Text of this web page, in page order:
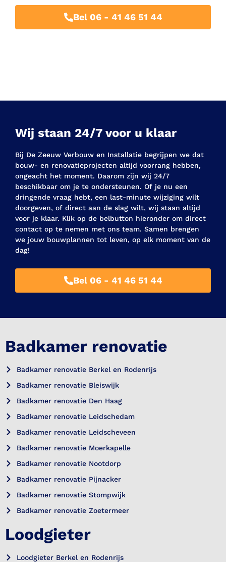
Bel 06 - 41 46 51 44
Wij staan 24/7 voor u klaar
Bij De Zeeuw Verbouw en Installatie begrijpen we dat
bouw- en renovatieprojecten altijd voorrang hebben,
ongeacht het moment. Daarom zijn wij 24/7
beschikbaar om je te ondersteunen. Of je nu een
dringende vraag hebt, een last-minute wijziging wilt
doorgeven, of direct aan de slag wilt, wij staan altijd
voor je klaar. Klik op de belbutton hieronder om direct
contact op te nemen met ons team. Samen brengen
we jouw bouwplannen tot leven, op elk moment van de
dag!
Bel 06 - 41 46 51 44
Badkamer renovatie
Badkamer renovatie Berkel en Rodenrijs
Badkamer renovatie Bleiswijk
Badkamer renovatie Den Haag
Badkamer renovatie Leidschedam
Badkamer renovatie Leidscheveen
Badkamer renovatie Moerkapelle
Badkamer renovatie Nootdorp
Badkamer renovatie Pijnacker
Badkamer renovatie Stompwijk
Badkamer renovatie Zoetermeer
Loodgieter
Loodgieter Berkel en Rodenrijs